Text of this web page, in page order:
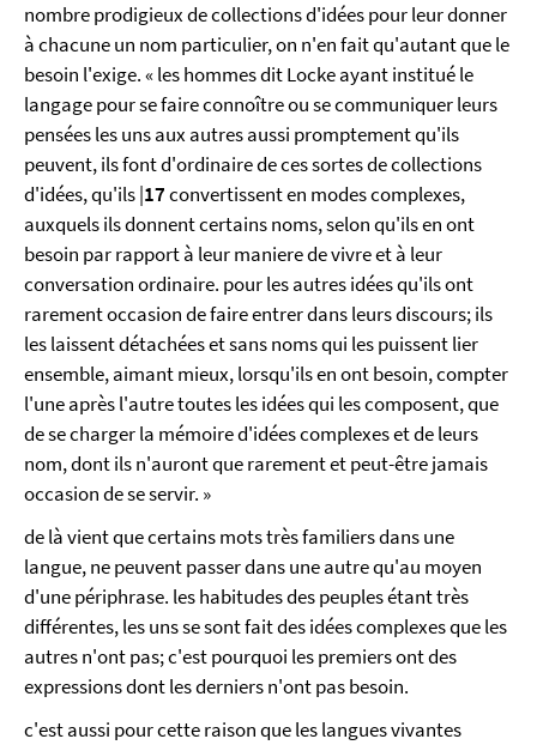
nombre prodigieux de collections d'idées pour leur donner
à chacune un nom particulier, on n'en fait qu'autant que le
besoin l'exige. « les hommes dit Locke ayant institué le
langage pour se faire connoître ou se communiquer leurs
pensées les uns aux autres aussi promptement qu'ils
peuvent, ils font d'ordinaire de ces sortes de collections
d'idées, qu'ils |17convertissent en modes complexes,
auxquels ils donnent certains noms, selon qu'ils en ont
besoin par rapport à leur maniere de vivre et à leur
conversation ordinaire. pour les autres idées qu'ils ont
rarement occasion de faire entrer dans leurs discours; ils
les laissent détachées et sans noms qui les puissent lier
ensemble, aimant mieux, lorsqu'ils en ont besoin, compter
l'une après l'autre toutes les idées qui les composent, que
de se charger la mémoire d'idées complexes et de leurs
nom, dont ils n'auront que rarement et peut-être jamais
occasion de se servir. »
de là vient que certains mots très familiers dans une
langue, ne peuvent passer dans une autre qu'au moyen
d'une périphrase. les habitudes des peuples étant très
différentes, les uns se sont fait des idées complexes que les
autres n'ont pas; c'est pourquoi les premiers ont des
expressions dont les derniers n'ont pas besoin.
c'est aussi pour cette raison que les langues vivantes